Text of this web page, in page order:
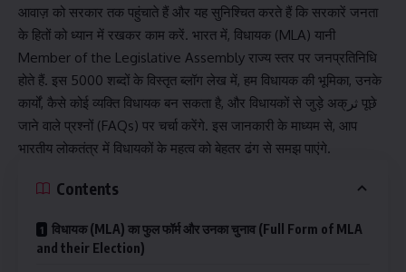
आवाज़ को सरकार तक पहुंचाते हैं और यह सुनिश्चित करते हैं कि सरकारें जनता
के हितों को ध्यान में रखकर काम करें. भारत में, विधायक (MLA) यानी
Member of the Legislative Assembly राज्य स्तर पर जनप्रतिनिधि
होते हैं. इस 5000 शब्दों के विस्तृत ब्लॉग लेख में, हम विधायक की भूमिका, उनके
कार्यों, कैसे कोई व्यक्ति विधायक बन सकता है, और विधायकों से जुड़े अक्ثر पूछे
जाने वाले प्रश्नों (FAQs) पर चर्चा करेंगे. इस जानकारी के माध्यम से, आप
भारतीय लोकतंत्र में विधायकों के महत्व को बेहतर ढंग से समझ पाएंगे.
Contents
विधायक (MLA) का फुल फॉर्म और उनका चुनाव (Full Form of MLA
and their Election)